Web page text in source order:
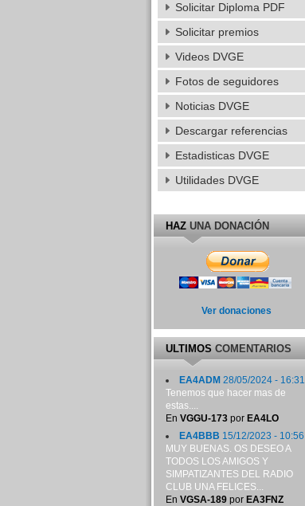
Solicitar Diploma PDF
Solicitar premios
Videos DVGE
Fotos de seguidores
Noticias DVGE
Descargar referencias
Estadisticas DVGE
Utilidades DVGE
HAZUNA DONACIÓN
Ver donaciones
ULTIMOSCOMENTARIOS
EA4ADM 28/05/2024 - 16:31
Tenemos que hacer mas de
estas....
En VGGU-173por EA4LO
EA4BBB 15/12/2023 - 10:56
MUY BUENAS. OS DESEO A
TODOS LOS AMIGOS Y
SIMPATIZANTES DEL RADIO
CLUB UNA FELICES...
En VGSA-189por EA3FNZ